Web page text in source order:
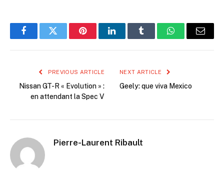
FacebookTwitter PinterestLinkedInTumblr WhatsAppEmail
PREVIOUS ARTICLE
Nissan GT-R « Evolution » :
en attendant la Spec V
NEXT ARTICLE
Geely: que viva Mexico
Pierre-Laurent Ribault